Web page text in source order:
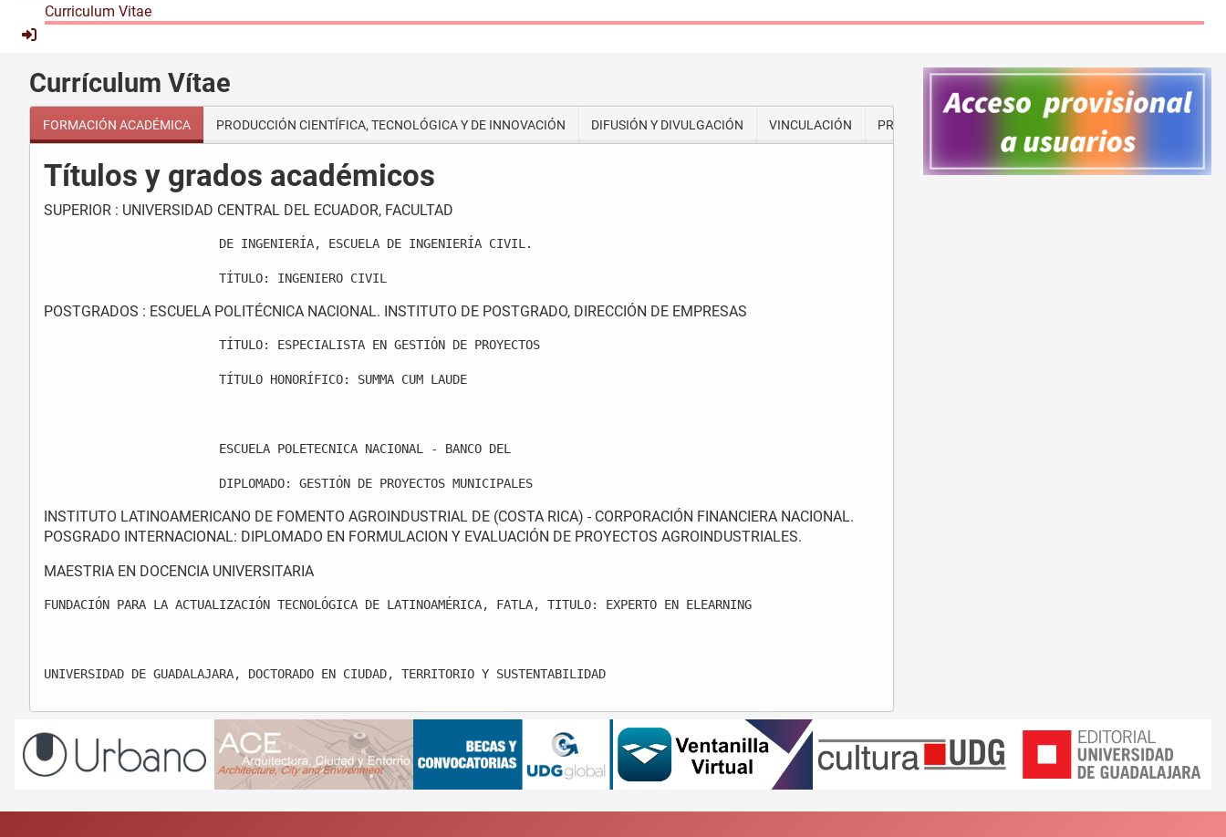
Curriculum Vitae
Currículum Vítae
FORMACIÓN ACADÉMICA PRODUCCIÓN CIENTÍFICA, TECNOLÓGICA Y DE INNOVACIÓN DIFUSIÓN Y DIVULGACIÓN VINCULACIÓN PREMIOS Y RECONOCIMIENTOS
Títulos y grados académicos
SUPERIOR : UNIVERSIDAD CENTRAL DEL ECUADOR, FACULTAD
                        DE INGENIERÍA, ESCUELA DE INGENIERÍA CIVIL.
                        TÍTULO: INGENIERO CIVIL
POSTGRADOS : ESCUELA POLITÉCNICA NACIONAL. INSTITUTO DE POSTGRADO, DIRECCIÓN DE EMPRESAS
                        TÍTULO: ESPECIALISTA EN GESTIÓN DE PROYECTOS
                        TÍTULO HONORÍFICO: SUMMA CUM LAUDE
ESCUELA POLETECNICA NACIONAL - BANCO DEL                                                        ESTADO - BANCO INTERAMERICANO DE
                        DIPLOMADO: GESTIÓN DE PROYECTOS MUNICIPALES
INSTITUTO LATINOAMERICANO DE FOMENTO AGROINDUSTRIAL DE (COSTA RICA) - CORPORACIÓN FINANCIERA NACIONAL.
POSGRADO INTERNACIONAL: DIPLOMADO EN FORMULACION Y EVALUACIÓN DE PROYECTOS AGROINDUSTRIALES.
MAESTRIA EN DOCENCIA UNIVERSITARIA
FUNDACIÓN PARA LA ACTUALIZACIÓN TECNOLÓGICA DE LATINOAMÉRICA, FATLA, TITULO: EXPERTO EN ELEARNING
UNIVERSIDAD DE GUADALAJARA, DOCTORADO EN CIUDAD, TERRITORIO Y SUSTENTABILIDAD